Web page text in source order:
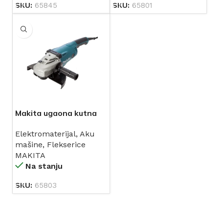
SKU: 65845 SKU: 65801
Makita ugaona kutna
2200W
Elektromaterijal, Aku
mašine, Flekserice
MAKITA
Na stanju
SKU: 65803